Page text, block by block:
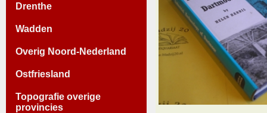
Drenthe
Wadden
Overig Noord-Nederland
Ostfriesland
Topografie overige
provincies